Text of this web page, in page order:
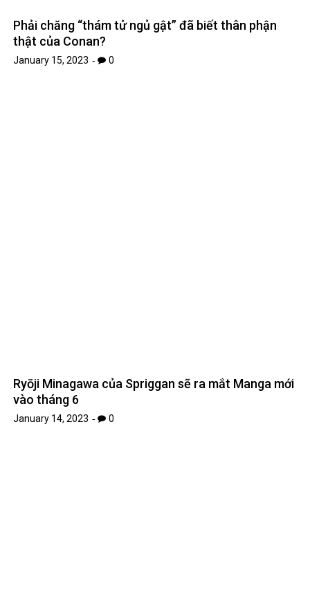
Phải chăng “thám tử ngủ gật” đã biết thân phận
thật của Conan?
January 15, 2023 0
Ryōji Minagawa của Spriggan sẽ ra mắt Manga mới
vào tháng 6
January 14, 2023 0